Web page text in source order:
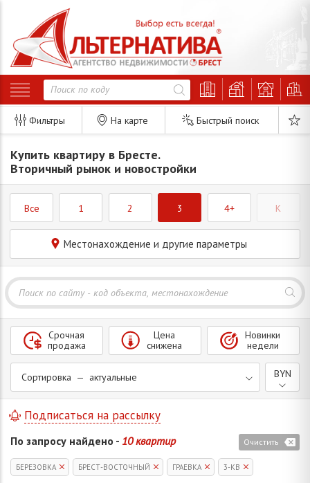
Фильтры На карте Быстрый поиск
Купить квартиру в Бресте.
Вторичный рынок и новостройки
Все 1 2 3 4+ K
Местонахождение и другие параметры
Сортировка — актуальные
Срочная
продажа
Цена
снижена
Новинки
недели
BYN
По запросу найдено - 10 квартир Очистить
Подписаться на рассылку
БЕРЕЗОВКА БРЕСТ-ВОСТОЧНЫЙ ГРАЕВКА 3-КВ